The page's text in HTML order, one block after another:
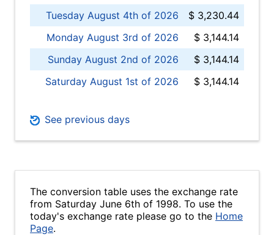
Tuesday August 4th of 2026
$ 3,230.44
Monday August 3rd of 2026
$ 3,144.14
Sunday August 2nd of 2026
$ 3,144.14
Saturday August 1st of 2026
$ 3,144.14
See previous days
The conversion table uses the exchange rate
from Saturday June 6th of 1998. To use the
today's exchange rate please go to the Home
Page.